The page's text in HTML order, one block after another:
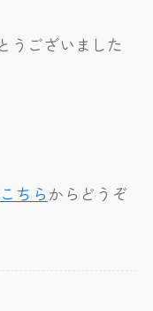
うございました
こちらからどうぞ